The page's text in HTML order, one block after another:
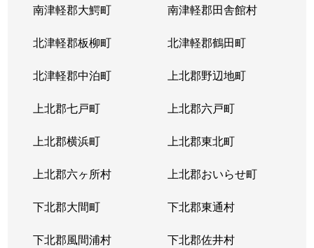
南津軽郡大鰐町 南津軽郡田舎館村
北津軽郡板柳町 北津軽郡鶴田町
北津軽郡中泊町 上北郡野辺地町
上北郡七戸町 上北郡六戸町
上北郡横浜町 上北郡東北町
上北郡六ヶ所村 上北郡おいらせ町
下北郡大間町 下北郡東通村
下北郡風間浦村 下北郡佐井村